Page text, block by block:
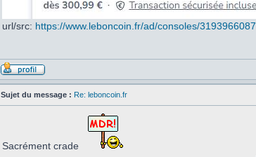
url/src: https://www.leboncoin.fr/ad/consoles/3193966087
Sujet du message : Re: leboncoin.fr
Sacrément crade